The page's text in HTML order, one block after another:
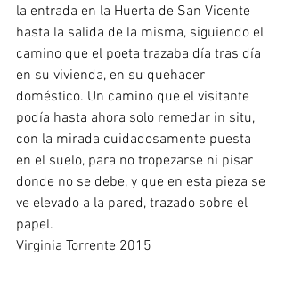
la entrada en la Huerta de San Vicente
hasta la salida de la misma, siguiendo el
camino que el poeta trazaba día tras día
en su vivienda, en su quehacer
doméstico. Un camino que el visitante
podía hasta ahora solo remedar in situ,
con la mirada cuidadosamente puesta
en el suelo, para no tropezarse ni pisar
donde no se debe, y que en esta pieza se
ve elevado a la pared, trazado sobre el
papel.
Virginia Torrente 2015